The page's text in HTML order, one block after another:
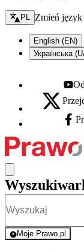
Zmień język -
PL Zmień język
English (EN)
Українська
X - otwiera
Moje Prawo.pl
- rejestracja i